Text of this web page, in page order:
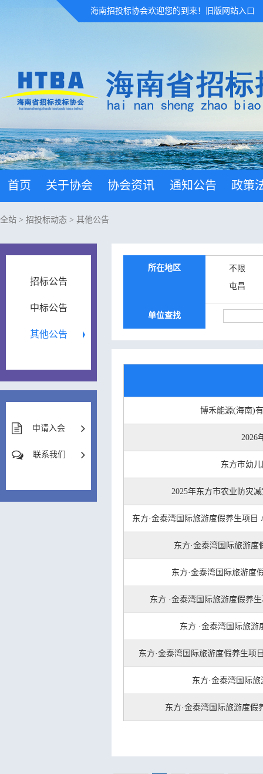
海南招投标协会欢迎您的到来！ 旧版网站入口
首页 关于协会 协会资讯 通知公告 政策
全站 > 招投标动态 > 其他公告
招标公告
中标公告
其他公告
申请入会
联系我们
所在地区
不限
屯昌
单位查找
博禾能源(海南)
2026
东方市幼
2025年东方市农业防灾
东方·金泰湾国际旅游度假养生项
东方·金泰湾国际旅游度
东方·金泰湾国际旅游度
东方 ·金泰湾国际旅游度假养
东方 ·金泰湾国际旅
东方·金泰湾国际旅游度假养生项
东方·金泰湾国际
东方·金泰湾国际旅游度假